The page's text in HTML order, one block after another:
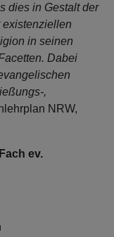
dies in Gestalt der
in seinen
Dabei
,
NRW,
ev.